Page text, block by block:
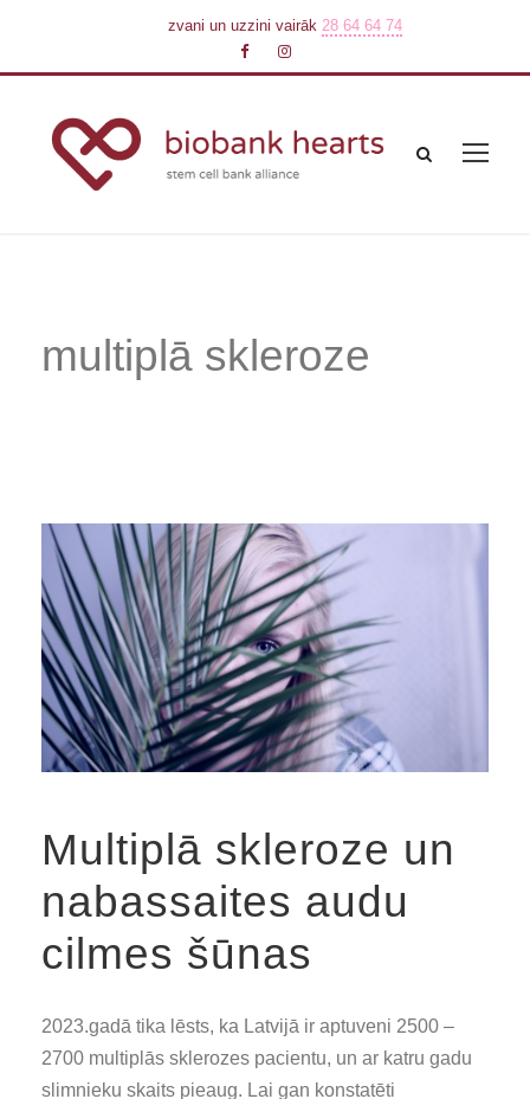
zvani un uzzini vairāk 28 64 64 74
multiplā skleroze
Multiplā skleroze un
nabassaites audu
cilmes šūnas
2023.gadā tika lēsts, ka Latvijā ir aptuveni 2500 –
2700 multiplās sklerozes pacientu, un ar katru gadu
slimnieku skaits pieaug. Lai gan konstatēti